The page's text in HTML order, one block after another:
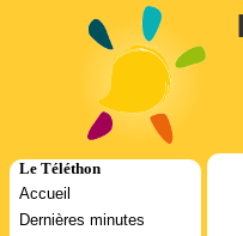
Le Téléthon
Accueil
Dernières minutes